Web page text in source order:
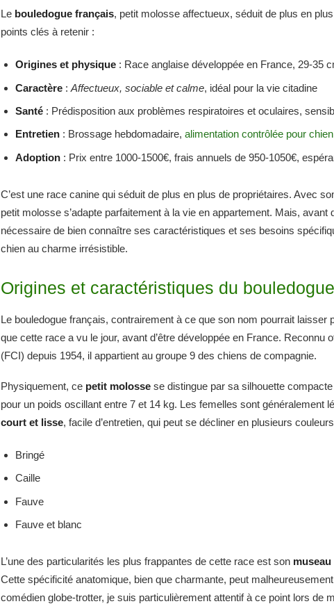
Le bouledogue français, petit molosse affectueux, séduit de plus en
points clés à retenir :
Origines et physique: Race anglaise développée en France, 29-35
Caractère: Affectueux, sociable et calme, idéal pour la vie citadine
Santé: Prédisposition aux problèmes respiratoires et oculaires,
Entretien: Brossage hebdomadaire, alimentation contrôlée pour
Adoption: Prix entre 1000-1500€, frais annuels de 950-1050€,
C’est une race canine qui séduit de plus en plus de propriétaires. Avec
petit molosse s’adapte parfaitement à la vie en appartement. Mais, avant
nécessaire de bien connaître ses caractéristiques et ses besoins
chien au charme irrésistible.
Origines et caractéristiques du
Le bouledogue français, contrairement à ce que son nom pourrait laisser
que cette race a vu le jour, avant d’être développée en France. Reconnu
(FCI) depuis 1954, il appartient au groupe 9 des chiens de compagnie.
Physiquement, ce petit molossese distingue par sa silhouette
pour un poids oscillant entre 7 et 14 kg. Les femelles sont généralement
court et lisse, facile d’entretien, qui peut se décliner en plusieurs
Bringé
Caille
Fauve
Fauve et blanc
L’une des particularités les plus frappantes de cette race est son
Cette spécificité anatomique, bien que charmante, peut
comédien globe-trotter, je suis particulièrement attentif à ce point lors de